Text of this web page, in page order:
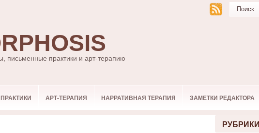
письменные практики и арт-терапию
АРТ-ТЕРАПИЯ НАРРАТИВНАЯ ТЕРАПИЯ ЗАМЕТКИ РЕДАКТОРА
РУБРИКИ